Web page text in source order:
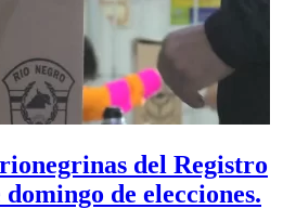
del Registro
de elecciones.